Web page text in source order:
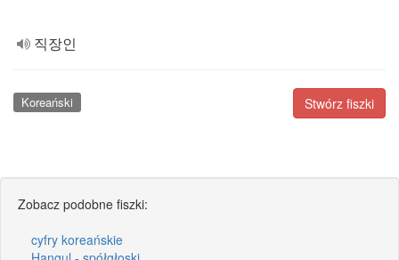
직장인
Stwórz fiszki
Koreański
Zobacz podobne fiszki:
cyfry koreańskie